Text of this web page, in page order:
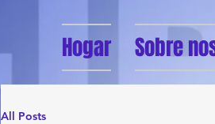
Hogar Sobre
All Posts